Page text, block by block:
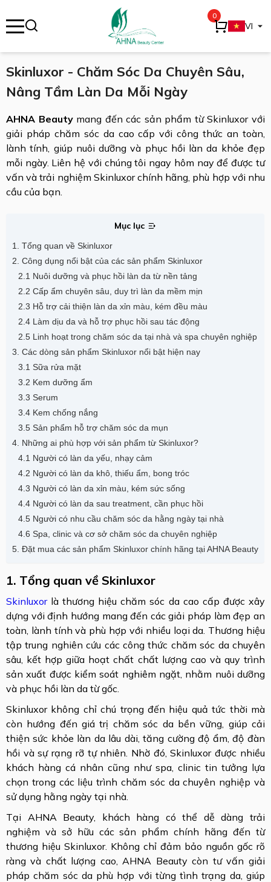
menu 0
VI
Skinluxor - Chăm Sóc Da Chuyên Sâu,
Nâng Tầm Làn Da Mỗi Ngày
AHNA Beautymang đến các sản phẩm từ Skinluxor với
giải pháp chăm sóc da cao cấp với công thức an toàn,
lành tính, giúp nuôi dưỡng và phục hồi làn da khỏe đẹp
mỗi ngày. Liên hệ với chúng tôi ngay hôm nay để được tư
vấn và trải nghiệm Skinluxor chính hãng, phù hợp với nhu
cầu của bạn.
Mục lục
1. Tổng quan về Skinluxor
2. Công dụng nổi bật của các sản phẩm Skinluxor
2.1 Nuôi dưỡng và phục hồi làn da từ nền tảng
2.2 Cấp ẩm chuyên sâu, duy trì làn da mềm mịn
2.3 Hỗ trợ cải thiện làn da xỉn màu, kém đều màu
2.4 Làm dịu da và hỗ trợ phục hồi sau tác động
2.5 Linh hoạt trong chăm sóc da tại nhà và spa chuyên nghiệp
3. Các dòng sản phẩm Skinluxor nổi bật hiện nay
3.1 Sữa rửa mặt
3.2 Kem dưỡng ẩm
3.3 Serum
3.4 Kem chống nắng
3.5 Sản phẩm hỗ trợ chăm sóc da mụn
4. Những ai phù hợp với sản phẩm từ Skinluxor?
4.1 Người có làn da yếu, nhạy cảm
4.2 Người có làn da khô, thiếu ẩm, bong tróc
4.3 Người có làn da xỉn màu, kém sức sống
4.4 Người có làn da sau treatment, cần phục hồi
4.5 Người có nhu cầu chăm sóc da hằng ngày tại nhà
4.6 Spa, clinic và cơ sở chăm sóc da chuyên nghiệp
5. Đặt mua các sản phẩm Skinluxor chính hãng tại AHNA Beauty
1. Tổng quan về Skinluxor
Skinluxorlà thương hiệu chăm sóc da cao cấp được xây
dựng với định hướng mang đến các giải pháp làm đẹp an
toàn, lành tính và phù hợp với nhiều loại da. Thương hiệu
tập trung nghiên cứu các công thức chăm sóc da chuyên
sâu, kết hợp giữa hoạt chất chất lượng cao và quy trình
sản xuất được kiểm soát nghiêm ngặt, nhằm nuôi dưỡng
và phục hồi làn da từ gốc.
Skinluxor không chỉ chú trọng đến hiệu quả tức thời mà
còn hướng đến giá trị chăm sóc da bền vững, giúp cải
thiện sức khỏe làn da lâu dài, tăng cường độ ẩm, độ đàn
hồi và sự rạng rỡ tự nhiên. Nhờ đó, Skinluxor được nhiều
khách hàng cá nhân cũng như spa, clinic tin tưởng lựa
chọn trong các liệu trình chăm sóc da chuyên nghiệp và
sử dụng hằng ngày tại nhà.
Tại AHNA Beauty, khách hàng có thể dễ dàng trải
nghiệm và sở hữu các sản phẩm chính hãng đến từ
thương hiệu Skinluxor. Không chỉ đảm bảo nguồn gốc rõ
ràng và chất lượng cao, AHNA Beauty còn tư vấn giải
pháp chăm sóc da phù hợp với từng tình trạng da, giúp